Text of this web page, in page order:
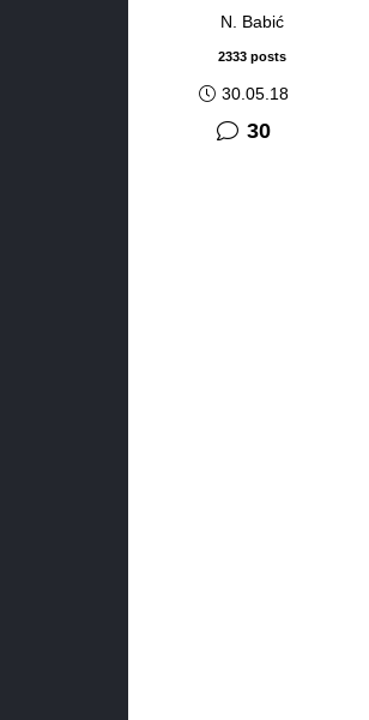
N. Babić
2333 posts
30.05.18
30komentara